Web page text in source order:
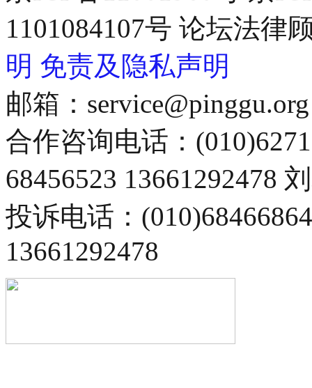
1101084107号 论坛法律
明 免责及隐私声明
邮箱：service@pinggu.org
合作咨询电话：
68456523 13661292478
投诉电话：
13661292478